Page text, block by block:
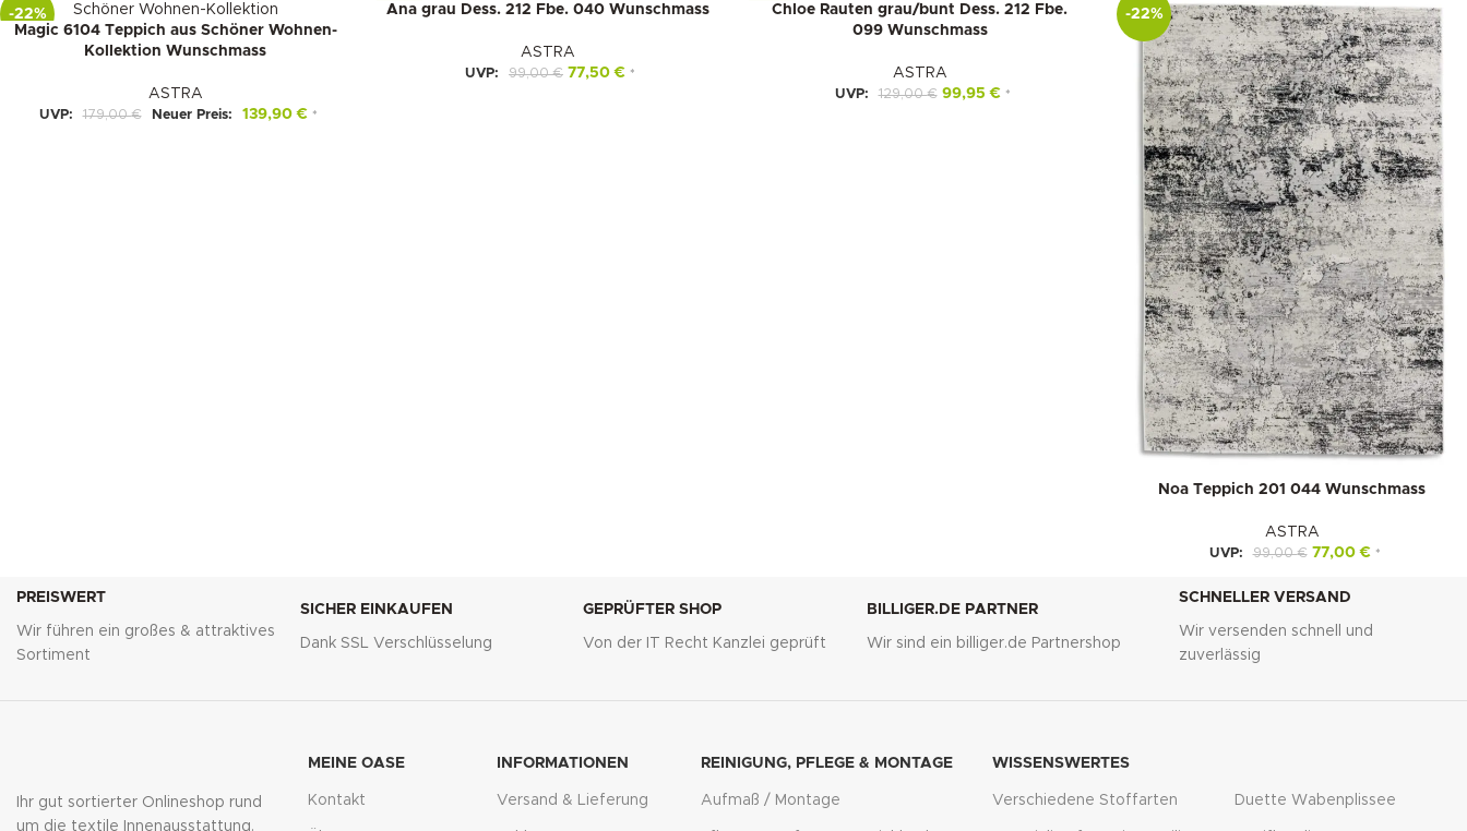
-22%
Magic 6104 Teppich aus Schöner Wohnen-
Kollektion Wunschmass
ASTRA
UVP: 179,00€ Neuer Preis: 139,90€ *
-22%
Ana grau Dess. 212 Fbe. 040 Wunschmass
ASTRA
UVP: 99,00€ 77,50€ *
-23%
Chloe Rauten grau/bunt Dess. 212 Fbe.
099 Wunschmass
ASTRA
UVP: 129,00€ 99,95€ *
-22%
Noa Teppich 201 044 Wunschmass
ASTRA
UVP: 99,00€ 77,00€ *
PREISWERT
Wir führen ein großes & attraktives
Sortiment
SICHER EINKAUFEN
Dank SSL Verschlüsselung
GEPRÜFTER SHOP
Von der IT Recht Kanzlei geprüft
BILLIGER.DE PARTNER
Wir sind ein billiger.de Partnershop
SCHNELLER VERSAND
Wir versenden schnell und
zuverlässig
Ihr gut sortierter Onlineshop rund
um die textile Innenausstattung.
MEINE OASE
Kontakt
INFORMATIONEN
Versand & Lieferung
REINIGUNG, PFLEGE & MONTAGE
Aufmaß / Montage
WISSENSWERTES
Verschiedene Stoffarten Duette Wabenplissee